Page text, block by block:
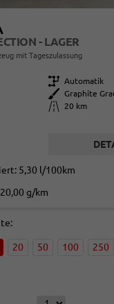
- LAGER
mit Tageszulassung
Getriebe Automatik
Außenfarbe
Graphite
Kilometerstand
20 km
5,30 l/100km
g/km
20 50 100 250